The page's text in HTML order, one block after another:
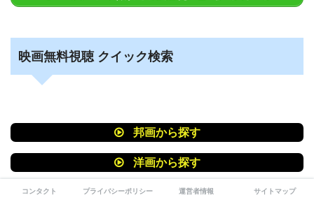
映画無料視聴 クイック検索
邦画から探す
洋画から探す
コンタクト プライバシーポリシー 運営者情報 サイトマップ